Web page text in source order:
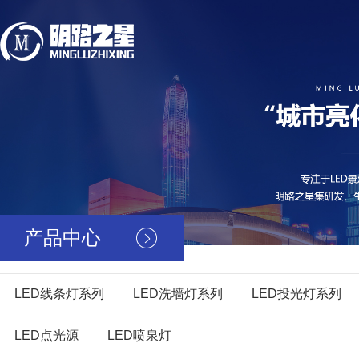
产品中心
LED线条灯系列 LED洗墙灯系列 LED投光灯系列
LED点光源 LED喷泉灯